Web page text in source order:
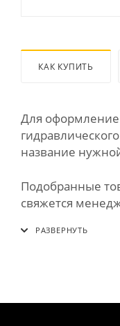
КАК КУПИТЬ
Для
название
Подобранные
свяжется